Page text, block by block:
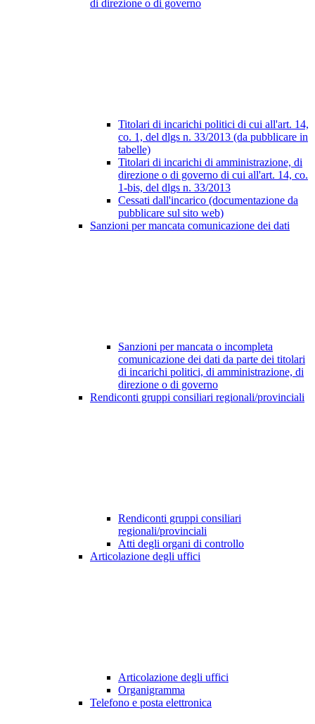
di direzione o di governo
Titolari di incarichi politici di cui all'art. 14,
co. 1, del dlgs n. 33/2013 (da pubblicare in
tabelle)
Titolari di incarichi di amministrazione, di
direzione o di governo di cui all'art. 14, co.
1-bis, del dlgs n. 33/2013
Cessati dall'incarico (documentazione da
pubblicare sul sito web)
Sanzioni per mancata comunicazione dei dati
Sanzioni per mancata o incompleta
comunicazione dei dati da parte dei titolari
di incarichi politici, di amministrazione, di
direzione o di governo
Rendiconti gruppi consiliari regionali/provinciali
Rendiconti gruppi consiliari
regionali/provinciali
Atti degli organi di controllo
Articolazione degli uffici
Articolazione degli uffici
Organigramma
Telefono e posta elettronica